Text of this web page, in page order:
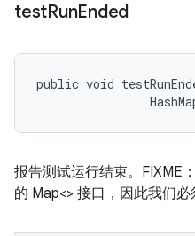
testRunEnded
public void
报告测试运行结束。FIXME
的 Map<> 接口，因此我们必